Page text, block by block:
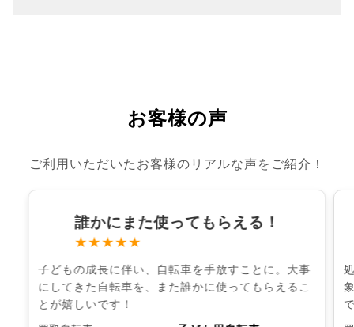
お客様の声
ご利用いただいたお客様のリアルな声をご紹介！
誰かにまた使ってもらえる！
★★★★★
子どもの成長に伴い、自転車を手放すことに。大事
にしてきた自転車を、また誰かに使ってもらえるこ
とが嬉しいです！